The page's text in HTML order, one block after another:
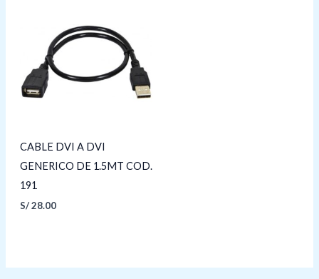
CABLE DVI A DVI
GENERICO DE 1.5MT COD.
191
S/28.00